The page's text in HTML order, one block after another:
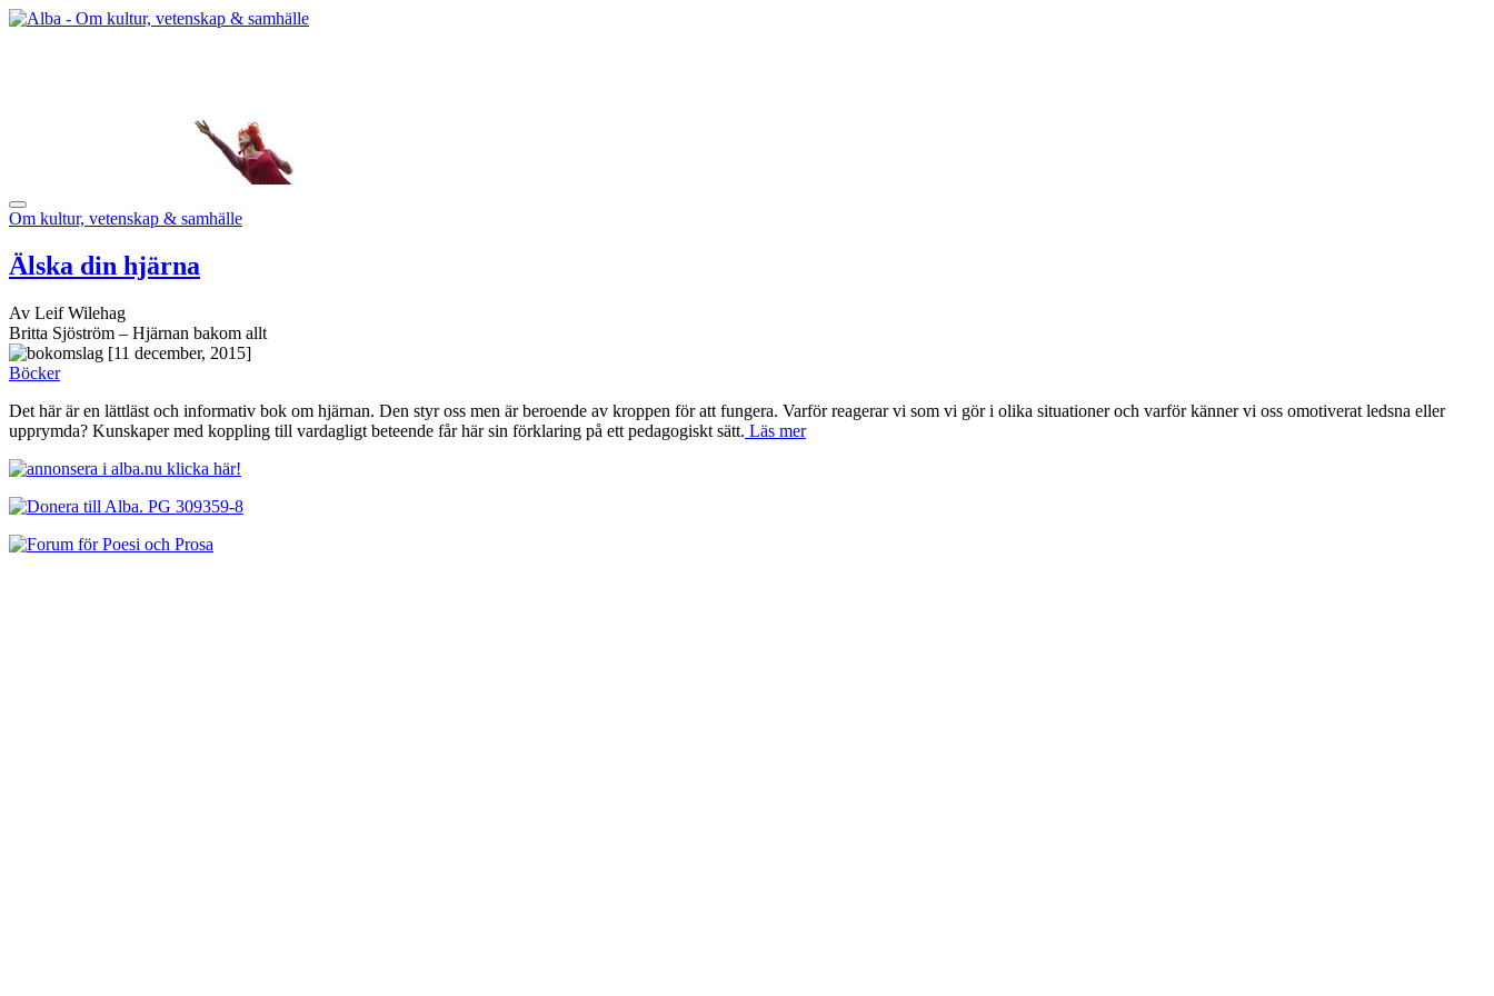
Om kultur, vetenskap & samhälle
Älska din hjärna
Av Leif Wilehag
Britta Sjöström – Hjärnan bakom allt
[11 december, 2015]
Böcker
Det här är en lättläst och informativ bok om hjärnan. Den styr oss men är beroende av kroppen för att fungera. Varför reagerar vi som vi gör i olika situationer och varför känner vi oss omotiverat ledsna eller
upprymda? Kunskaper med koppling till vardagligt beteende får här sin förklaring på ett pedagogiskt sätt. Läs mer